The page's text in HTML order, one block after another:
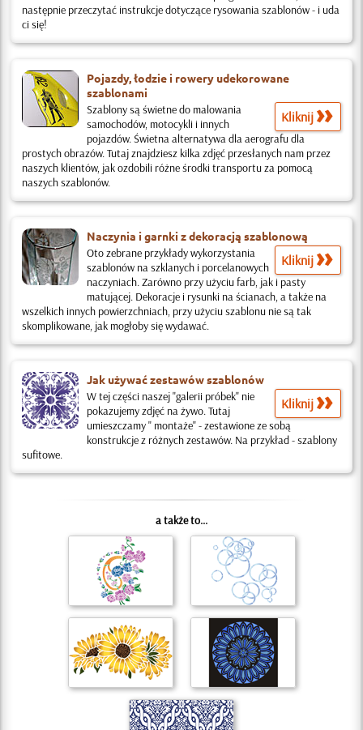
następnie przeczytać instrukcje dotyczące rysowania szablonów - i uda
ci się!
Pojazdy, łodzie i rowery udekorowane
szablonami
Kliknij
Szablony są świetne do malowania
samochodów, motocykli i innych
pojazdów. Świetna alternatywa dla aerografu dla
prostych obrazów. Tutaj znajdziesz kilka zdjęć przesłanych nam przez
naszych klientów, jak ozdobili różne środki transportu za pomocą
naszych szablonów.
Naczynia i garnki z dekoracją szablonową
Kliknij
Oto zebrane przykłady wykorzystania
szablonów na szklanych i porcelanowych
naczyniach. Zarówno przy użyciu farb, jak i pasty
matującej. Dekoracje i rysunki na ścianach, a także na
wszelkich innych powierzchniach, przy użyciu szablonu nie są tak
skomplikowane, jak mogłoby się wydawać.
Jak używać zestawów szablonów
Kliknij
W tej części naszej "galerii próbek" nie
pokazujemy zdjęć na żywo. Tutaj
umieszczamy " montaże" - zestawione ze sobą
konstrukcje z różnych zestawów. Na przykład - szablony
sufitowe.
a także to...